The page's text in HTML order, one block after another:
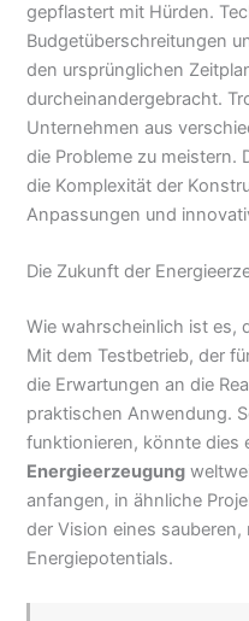
gepflastert mit Hürden.
Budgetüberschreitungen
den ursprünglichen
durcheinandergebracht.
Unternehmen aus
die Probleme zu meistern.
die Komplexität der
Anpassungen und
Die Zukunft der
Wie wahrscheinlich ist es,
Mit dem Testbetrieb, der
die Erwartungen an die
praktischen Anwendung.
funktionieren, könnte dies
Energieerzeugung
anfangen, in ähnliche
der Vision eines
Energiepotentials.